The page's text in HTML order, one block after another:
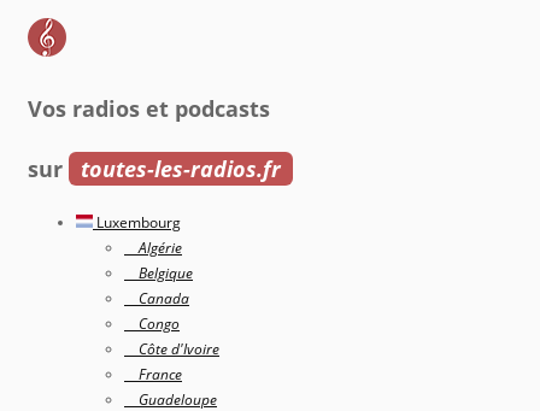
Vos radios et podcasts
sur toutes-les-radios.fr
Luxembourg
Algérie
Belgique
Canada
Congo
Côte d'Ivoire
France
Guadeloupe